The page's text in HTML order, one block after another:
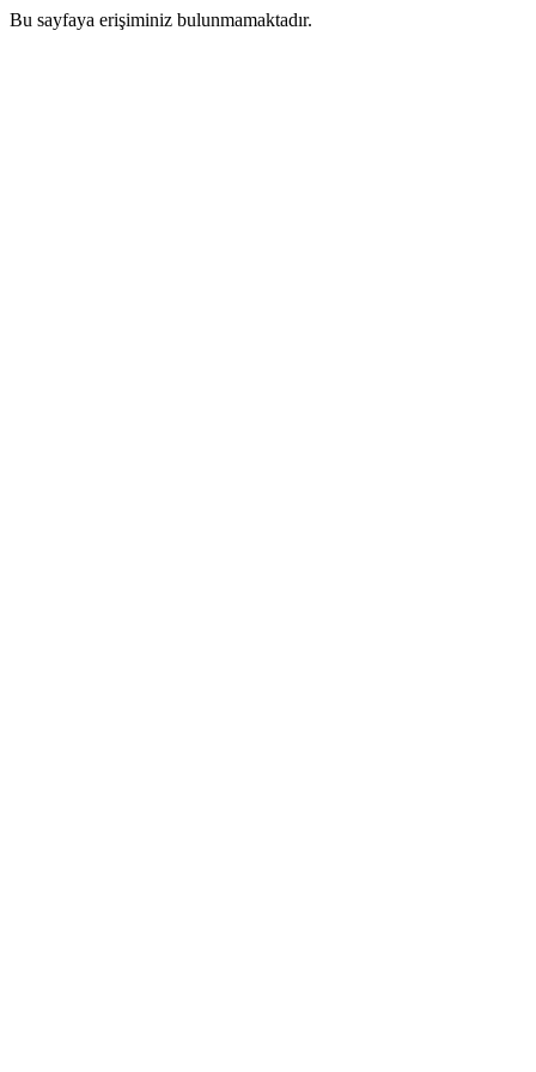
Bu sayfaya erişiminiz bulunmamaktadır.